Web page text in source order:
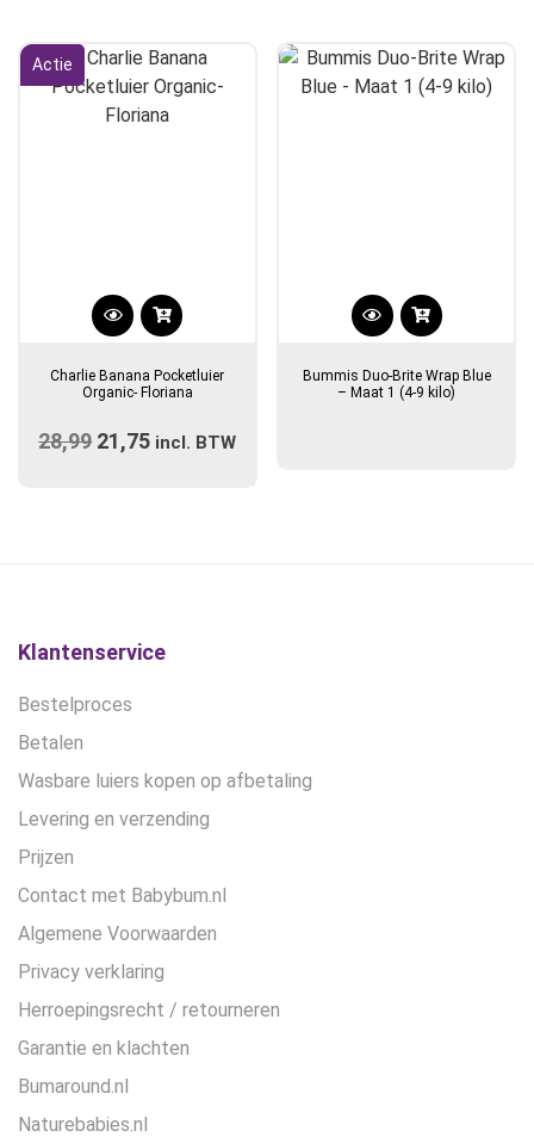
Actie
Charlie Banana Pocketluier
Organic- Floriana
28,99 Oorspronkelijke
21,75 Huidige
incl. BTW
Bummis Duo-Brite Wrap Blue
– Maat 1 (4-9 kilo)
Klantenservice
Bestelproces
Betalen
Wasbare luiers kopen op afbetaling
Levering en verzending
Prijzen
Contact met Babybum.nl
Algemene Voorwaarden
Privacy verklaring
Herroepingsrecht / retourneren
Garantie en klachten
Bumaround.nl
Naturebabies.nl